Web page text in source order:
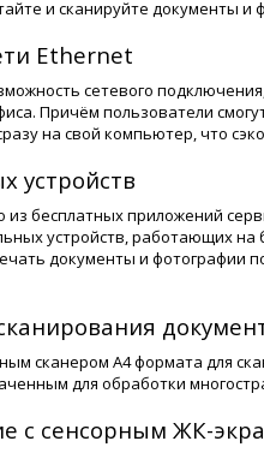
и сканируйте документы и
Ethernet
сетевого
Причём пользователи
на свой компьютер, что
устройств
из бесплатных приложений
устройств, работающих на
документы и фотографии
сканером А4 формата для
для обработки
с сенсорным ЖК-